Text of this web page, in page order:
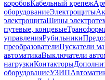
коробовКабельный крепеж
оборудованиеЭлектрощиты
электрощитаШины
путевые, концевые
управленияРубильники
преобразователиПускатели
автоматикаВыключатели
нагрузкиКонтакторы
оборудованиеУЗИП